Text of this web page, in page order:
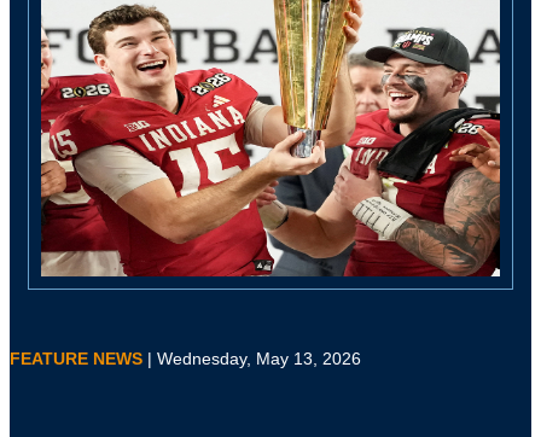
FEATURE NEWS | Wednesday, May 13, 2026